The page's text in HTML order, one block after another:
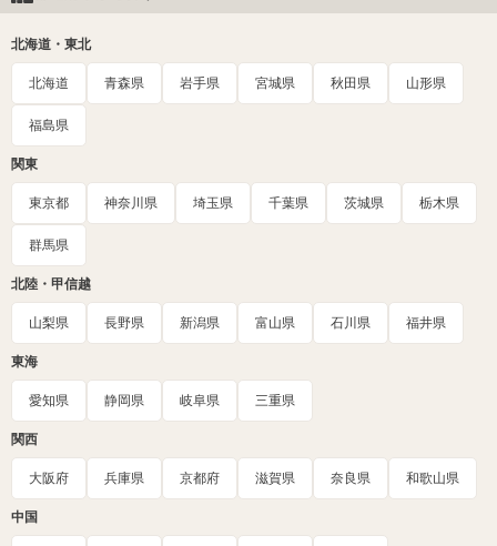
北海道・東北
北海道 青森県 岩手県 宮城県 秋田県 山形県
福島県
関東
東京都 神奈川県 埼玉県 千葉県 茨城県 栃木県
群馬県
北陸・甲信越
山梨県 長野県 新潟県 富山県 石川県 福井県
東海
愛知県 静岡県 岐阜県 三重県
関西
大阪府 兵庫県 京都府 滋賀県 奈良県 和歌山県
中国